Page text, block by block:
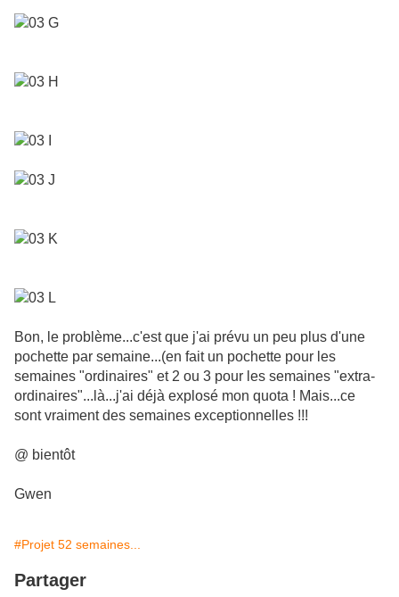
Bon, le problème...c'est que j'ai prévu un peu plus d'une
pochette par semaine...(en fait un pochette pour les
semaines "ordinaires" et 2 ou 3 pour les semaines "extra-
ordinaires"...là...j'ai déjà explosé mon quota ! Mais...ce
sont vraiment des semaines exceptionnelles !!!
@ bientôt
Gwen
#Projet 52 semaines...
Partager